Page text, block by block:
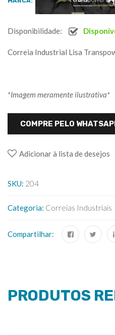
Disponibilidade:
Correia Industrial Lisa
*Imagem meramente ilustrativa*
COMPRE PELO
Adicionar à lista de desejos
SKU: 204
Categoria: Correias Industriais
Compartilhar:
PRODUTOS